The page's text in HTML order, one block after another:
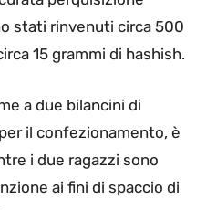
stati rinvenuti circa 500
15 grammi di hashish.
a due bilancini di
il confezionamento, è
i due ragazzi sono
ai fini di spaccio di